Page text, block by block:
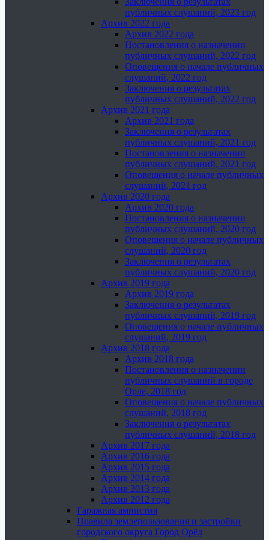
публичных слушаний, 2023 год
Архив 2022 года
Архив 2022 года
Постановления о назначении
публичных слушаний, 2022 год
Оповещения о начале публичных
слушаний, 2022 год
Заключения о результатах
публичных слушаний, 2022 год
Архив 2021 года
Архив 2021 года
Заключения о результатах
публичных слушаний, 2021 год
Постановления о назначении
публичных слушаний, 2021 год
Оповещения о начале публичных
слушаний, 2021 год
Архив 2020 года
Архив 2020 года
Постановления о назначении
публичных слушаний, 2020 год
Оповещения о начале публичных
слушаний, 2020 год
Заключения о результатах
публичных слушаний, 2020 год
Архив 2019 года
Архив 2019 года
Заключения о результатах
публичных слушаний, 2019 год
Оповещения о начале публичных
слушаний, 2019 год
Архив 2018 года
Архив 2018 года
Постановления о назначении
публичных слушаний в городе
Орле, 2018 год
Оповещения о начале публичных
слушаний, 2018 год
Заключения о результатах
публичных слушаний, 2018 год
Архив 2017 года
Архив 2016 года
Архив 2015 года
Архив 2014 года
Архив 2013 года
Архив 2012 года
Гаражная амнистия
Правила землепользования и застройки
городского округа Город Орёл